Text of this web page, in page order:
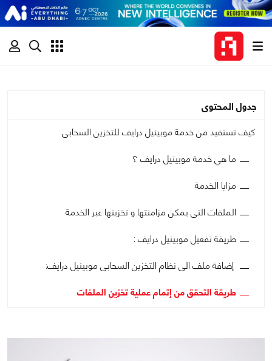
جدول المحتوى
كيف تستفيد من خدمة موبينيل درايف للتخزين السحابى
ما هي خدمة موبينيل درايف ؟
مزايا الخدمة
الملفات التى يمكن مزامنتها و تخزينها عبر الخدمة
طريقة تفعيل موبينيل درايف :
إضافة ملف الى نظام التخزين السحابى موبينيل درايف:
طريقة التحقق من إتمام عملية تخزين الملفات